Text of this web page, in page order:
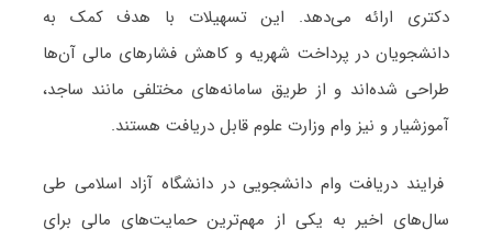
دکتری ارائه می‌دهد. این تسهیلات با هدف کمک به
دانشجویان در پرداخت شهریه و کاهش فشارهای مالی آن‌ها
طراحی شده‌اند و از طریق سامانه‌های مختلفی مانند ساجد،
آموزشیار و نیز وام وزارت علوم قابل دریافت هستند.
فرایند دریافت وام دانشجویی در دانشگاه آزاد اسلامی طی
سال‌های اخیر به یکی از مهم‌ترین حمایت‌های مالی برای